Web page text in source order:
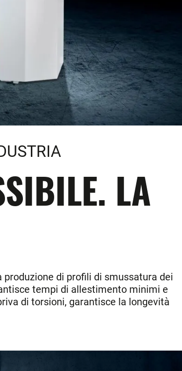
LA
di profili di smussatura dei
tempi di allestimento minimi e
di torsioni, garantisce la longevità